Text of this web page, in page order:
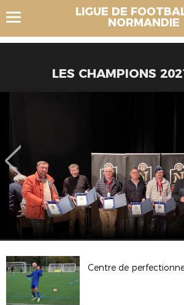
LIGUE DE
NORMANDIE
LES CHAMPIONS